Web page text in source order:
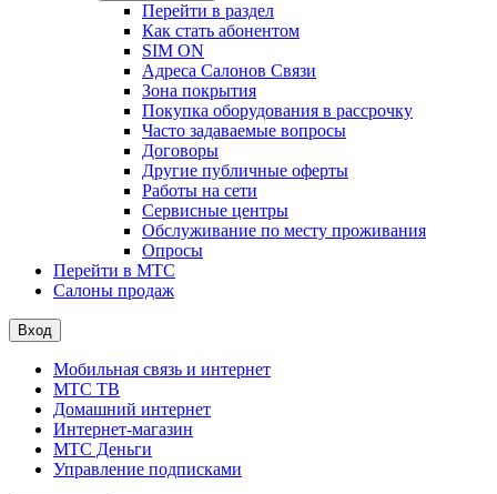
Перейти в раздел
Как стать абонентом
SIM ON
Адреса Салонов Связи
Зона покрытия
Покупка оборудования в рассрочку
Часто задаваемые вопросы
Договоры
Другие публичные оферты
Работы на сети
Сервисные центры
Обслуживание по месту проживания
Опросы
Перейти в МТС
Салоны продаж
Вход
Мобильная связь и интернет
МТС ТВ
Домашний интернет
Интернет-магазин
МТС Деньги
Управление подписками